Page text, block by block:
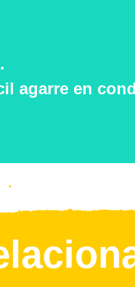
agarre en